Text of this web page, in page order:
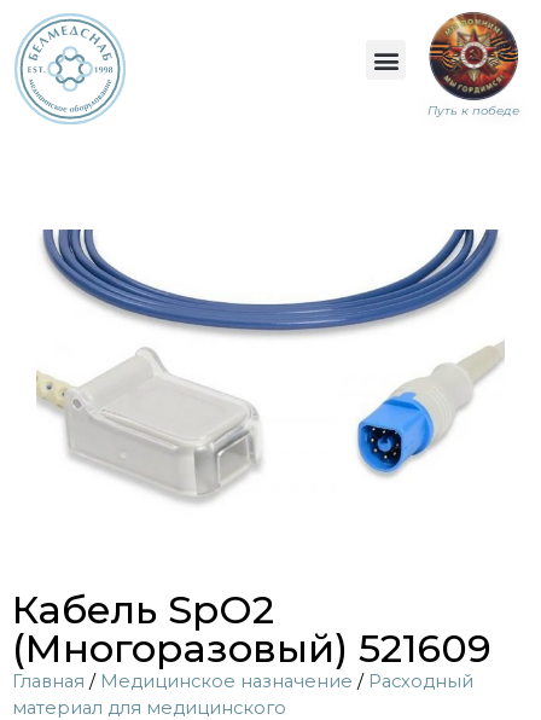
Путь к победе
Кабель SpO2
(Многоразовый) 521609
Главная / Медицинское назначение / Расходный
материал для медицинского